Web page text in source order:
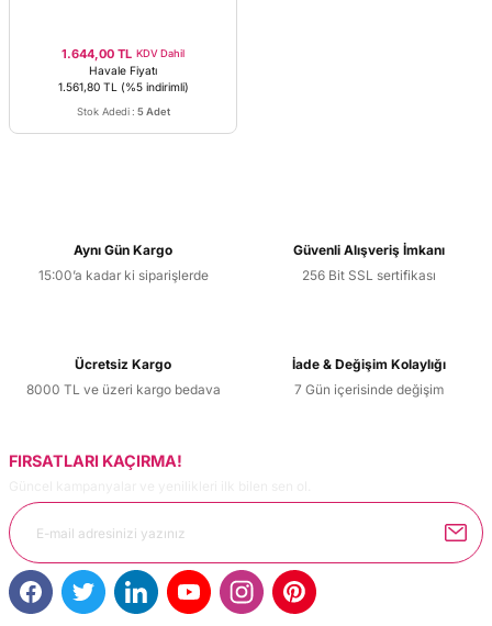
1.644,00 TL KDV Dahil
Havale Fiyatı
1.561,80 TL
(%5 indirimli)
Stok Adedi : 5 Adet
Aynı Gün Kargo
15:00’a kadar ki siparişlerde
Güvenli Alışveriş İmkanı
256 Bit SSL sertifikası
Ücretsiz Kargo
8000 TL ve üzeri kargo bedava
İade & Değişim Kolaylığı
7 Gün içerisinde değişim
FIRSATLARI KAÇIRMA!